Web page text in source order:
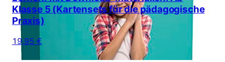
Klasse 5 (Kartensets für die pädagogische
Praxis)
19,95 €